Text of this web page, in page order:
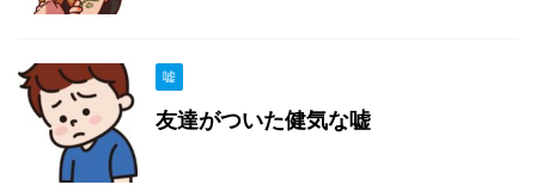
嘘
友達がついた健気な嘘